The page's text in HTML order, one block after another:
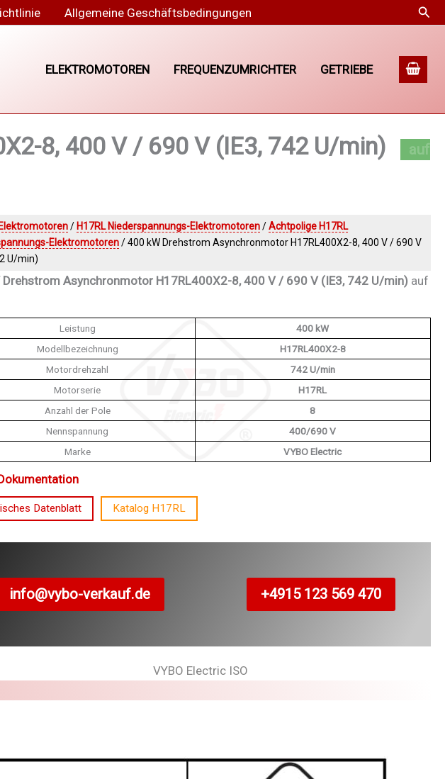
Allgemeine Geschäftsbedingungen
ELEKTROMOTOREN FREQUENZUMRICHTER GETRIEBE
8, 400 V / 690 V (IE3, 742 U/min)
Elektromotoren/ H17RL Niederspannungs-Elektromotoren/Achtpolige H17RL
Elektromotoren/ 400 kW Drehstrom Asynchronmotor H17RL400X2-8, 400 V / 690 V
U/min)
Drehstrom Asynchronmotor H17RL400X2-8, 400 V / 690 V (IE3, 742 U/min)auf
Leistung
400 kW
Modellbezeichnung
H17RL400X2-8
Motordrehzahl
742 U/min
Motorserie
H17RL
Anzahl der Pole
8
Nennspannung
400/690 V
Marke
VYBO Electric
Datenblatt Katalog H17RL
info@vybo-verkauf.de +4915 123 569 470